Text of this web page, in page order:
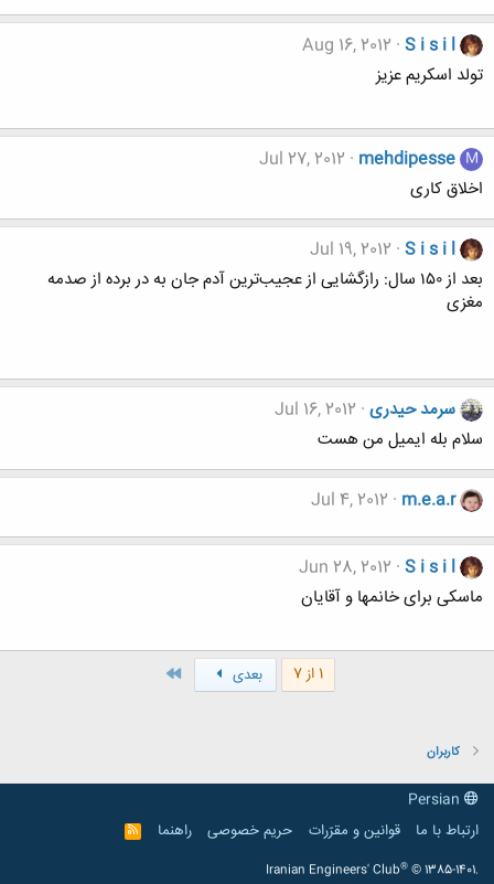
S i s i l
Aug 16, 2012
تولد اسکریم عزیز
M
mehdipesse
Jul 27, 2012
اخلاق کاری
S i s i l
Jul 19, 2012
بعد از ۱۵۰ سال: رازگشایی از عجیب‌ترین آدم جان به در برده از صدمه
مغزی
سرمد حیدری Jul 16, 2012
سلام بله ایمیل من هست
m.e.a.r
Jul 4, 2012
S i s i l
Jun 28, 2012
ماسکی برای خانمها و آقایان
1 از 7 بعدی
کاربران
ارتباط با ما
قوانین و مقرّرات حریم خصوصی راهنما
R
S
Iranian Engineers' Club® © 1385-1401.